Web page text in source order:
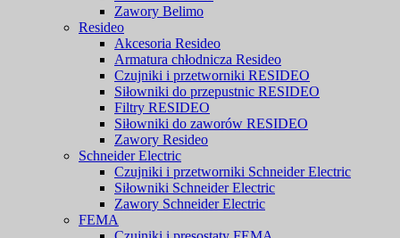
Zawory Belimo
Resideo
Akcesoria Resideo
Armatura chłodnicza Resideo
Czujniki i przetworniki RESIDEO
Siłowniki do przepustnic RESIDEO
Filtry RESIDEO
Siłowniki do zaworów RESIDEO
Zawory Resideo
Schneider Electric
Czujniki i przetworniki Schneider Electric
Siłowniki Schneider Electric
Zawory Schneider Electric
FEMA